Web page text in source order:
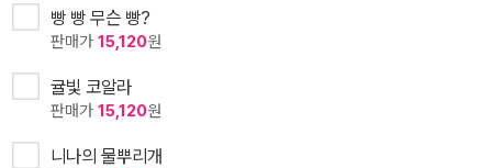
빵 빵 무슨 빵?
판매가 15,120원
귤빛 코알라
판매가 15,120원
니나의 물뿌리개